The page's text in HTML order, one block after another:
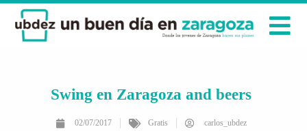
Swing en Zaragoza and beers
02/07/2017 Gratis carlos_ubdez